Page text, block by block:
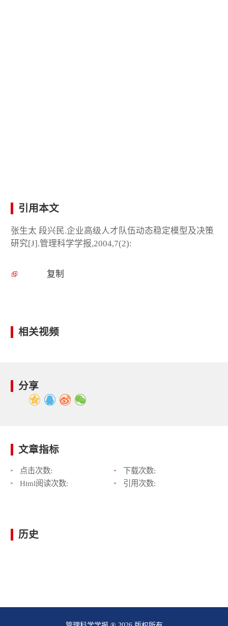
引用本文
张生太 段兴民.企业高级人才队伍动态稳定模型及决策
研究[J].管理科学学报,2004,7(2):
复制
相关视频
分享
文章指标
点击次数:
下载次数:
Html阅读次数:
引用次数:
历史